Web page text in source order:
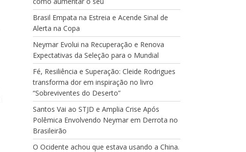
Brasil Empata na Estreia e Acende Sinal de
Alerta na Copa
Neymar Evolui na Recuperação e Renova
Expectativas da Seleção para o Mundial
Fé, Resiliência e Superação: Cleide Rodrigues
transforma dor em inspiração no livro
“Sobreviventes do Deserto”
Santos Vai ao STJD e Amplia Crise Após
Polêmica Envolvendo Neymar em Derrota no
Brasileirão
O Ocidente achou que estava usando a China.